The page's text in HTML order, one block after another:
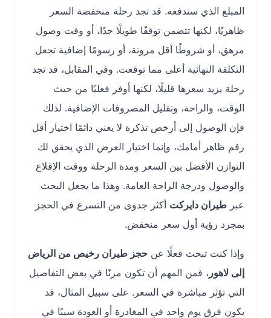
المبلغ الذي ستدفعه. قد تجد رحلة منخفضة السعر
ظاهريًا، لكنها تتضمن توقفًا طويلًا جدًا، أو وقت وصول
مرهق، أو شروطًا أقل مرونة، أو رسومًا إضافية تجعل
التكلفة النهائية أعلى مما توقعت. وفي المقابل، قد تجد
رحلة يزيد سعرها قليلًا، لكنها أوفر فعليًا من حيث
الوقت، والراحة، وتقليل المصروفات الإضافية. لذلك
فإن الوصول إلى أرخص تذكرة لا يعني دائمًا اختيار أقل
رقم ظاهر أمامك، وإنما اختيار العرض الذي يحقق لك
التوازن الأفضل بين السعر ومدة الرحلة ووقت الإقلاع
والوصول ودرجة الراحة العامة. وهذا ما يجعل البحث
طيران دايركتأكثر جدوى من التسرع في الحجز
بمجرد رؤية أول سعر منخفض.
وإذا كنت تبحث فعلًا عنحجز طيران رخيص من الرياض
إلى لاهور، فمن المهم أن تكون مرنًا في بعض التفاصيل
التي تؤثر مباشرة في السعر. على سبيل المثال، قد
يكون فرق يوم واحد في المغادرة أو العودة سببًا في